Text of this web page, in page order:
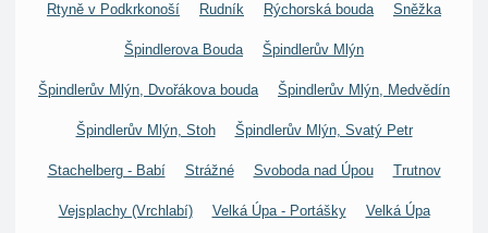
Rtyně v Podkrkonoší Rudník Rýchorská bouda Sněžka
Špindlerova Bouda Špindlerův Mlýn
Špindlerův Mlýn, Dvořákova bouda Špindlerův Mlýn, Medvědín
Špindlerův Mlýn, Stoh Špindlerův Mlýn, Svatý Petr
Stachelberg - Babí Strážné Svoboda nad Úpou Trutnov
Vejsplachy (Vrchlabí) Velká Úpa - Portášky Velká Úpa